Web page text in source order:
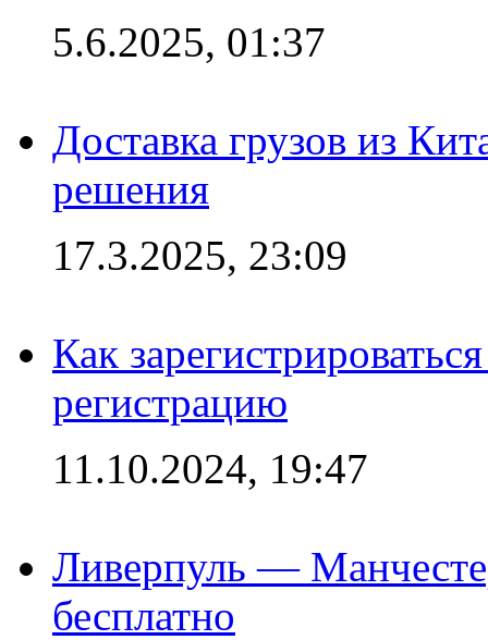
5.6.2025, 01:37
Доставка грузов из
решения
17.3.2025, 23:09
Как
регистрацию
11.10.2024, 19:47
Ливерпуль —
бесплатно